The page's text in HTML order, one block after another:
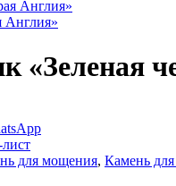
Англия»
«Зеленая
для мощения, Камень